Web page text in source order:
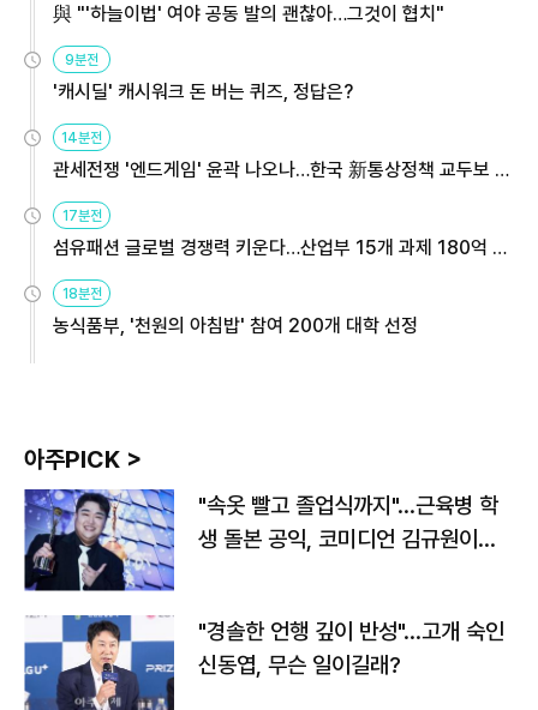
與 "'하늘이법' 여야 공동 발의 괜찮아…그것이 협치"
9분전
'캐시딜' 캐시워크 돈 버는 퀴즈, 정답은?
14분전
관세전쟁 '엔드게임' 윤곽 나오나…한국 新통상정책 교두보 활
17분전
섬유패션 글로벌 경쟁력 키운다…산업부 15개 과제 180억 지
18분전
농식품부, '천원의 아침밥' 참여 200개 대학 선정
아주PICK >
"속옷 빨고 졸업식까지"…근육병 학
생 돌본 공익, 코미디언 김규원이었
"경솔한 언행 깊이 반성"…고개 숙인
신동엽, 무슨 일이길래?